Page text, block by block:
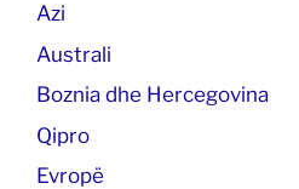
Azi
Australi
Boznia dhe Hercegovina
Qipro
Evropë